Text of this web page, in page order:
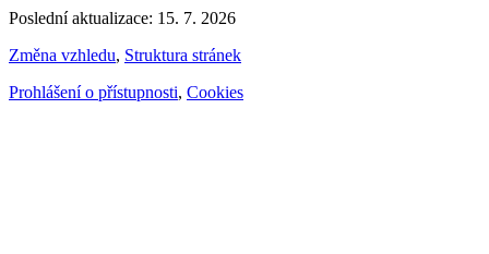
Poslední aktualizace: 15. 7. 2026
Změna vzhledu, Struktura stránek
Prohlášení o přístupnosti, Cookies